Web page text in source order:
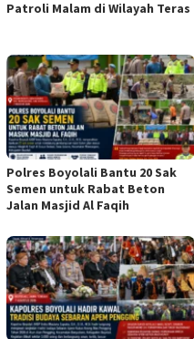
Patroli Malam di Wilayah Teras
Polres Boyolali Bantu 20 Sak
Semen untuk Rabat Beton
Jalan Masjid Al Faqih